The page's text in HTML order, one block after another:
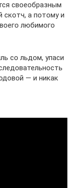
своеобразным
скотч, а потому и
любимого
со льдом, упаси
— и никак